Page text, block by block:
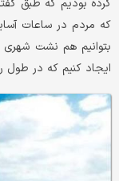
که مردم در ساعات
بتوانیم هم نشت شهری
ایجاد کنیم که در طول